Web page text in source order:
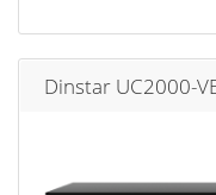
Dinstar UC2000-